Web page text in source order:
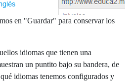
en "Guardar" para conservar los
idiomas que tienen una
un puntito bajo su bandera, de
idiomas tenemos configurados y